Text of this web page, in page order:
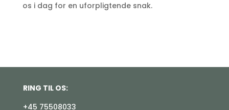
os i dag for en uforpligtende snak.
RING TIL OS:
+45 75508033